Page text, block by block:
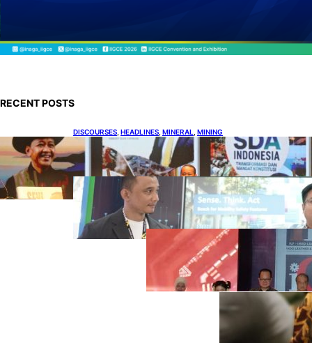
RECENT POSTS
DISCOURSES HEADLINES MINERAL MINING
Bahlil Luncurkan 10 Buku Rekam Jejak
Kepemimpinan dan Kebijakan
HEADLINES, TECHNOLOGY
Teknologi Keselamatan, Penentu
Baru Persaingan Industri
Otomotif
DOWNSTREAM
HEADLINES
Terbuka, Peluang
Usaha bagi IKM
Alas Kaki Lokal
ENER
GY ,
HEAD
LINES
,